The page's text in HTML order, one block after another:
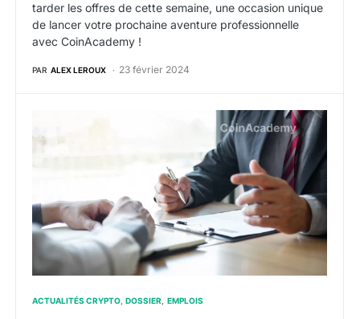
tarder les offres de cette semaine, une occasion unique
de lancer votre prochaine aventure professionnelle
avec CoinAcademy !
PAR ALEX LEROUX 23 février 2024
Offres d’emploi web3 crypto de la semaine du 12
ACTUALITÉS CRYPTO DOSSIER EMPLOIS